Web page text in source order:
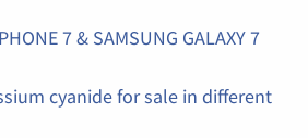
7 & SAMSUNG GALAXY 7
cyanide for sale in different